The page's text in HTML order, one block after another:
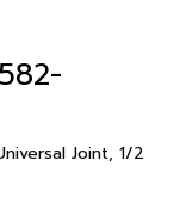
Joint, 1/2